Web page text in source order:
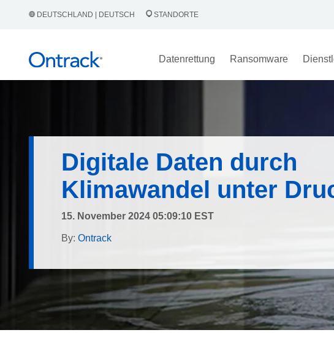
DEUTSCHLAND | DEUTSCH STANDORTE
Datenrettung Ransomware
Digitale Daten durch
Klimawandel unter
15. November 2024 05:09:10 EST
By: Ontrack